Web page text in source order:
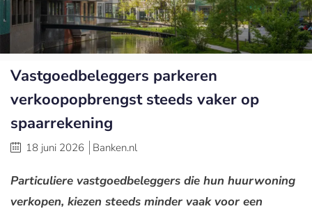
Vastgoedbeleggers parkeren
verkoopopbrengst steeds vaker op
spaarrekening
18 juni 2026 Banken.nl
Particuliere vastgoedbeleggers die hun huurwoning
verkopen, kiezen steeds minder vaak voor een